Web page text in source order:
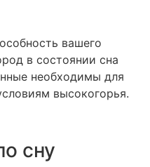
вашего
в состоянии сна
необходимы для
высокогорья.
сну